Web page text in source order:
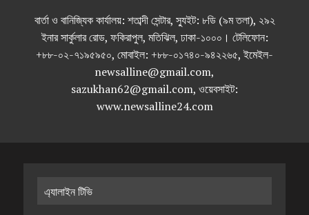
বার্তা ও বানিজ্যিক কার্যালয়: শতাব্দী সেন্টার, স্যুইট: ৮ডি (৯ম তলা), ২৯২
ইনার সার্কুলার রোড, ফকিরাপুল, মতিঝিল, ঢাকা-১০০০। টেলিফোন:
+৮৮-০২-৭১৯৫৯৫০, মোবাইল: +৮৮-০১৭৪০-৯৪২২৬৫, ইমেইল-
newsalline@gmail.com,
sazukhan62@gmail.com, ওয়েবসাইট:
www.newsalline24.com
এ্যালাইন টিভি